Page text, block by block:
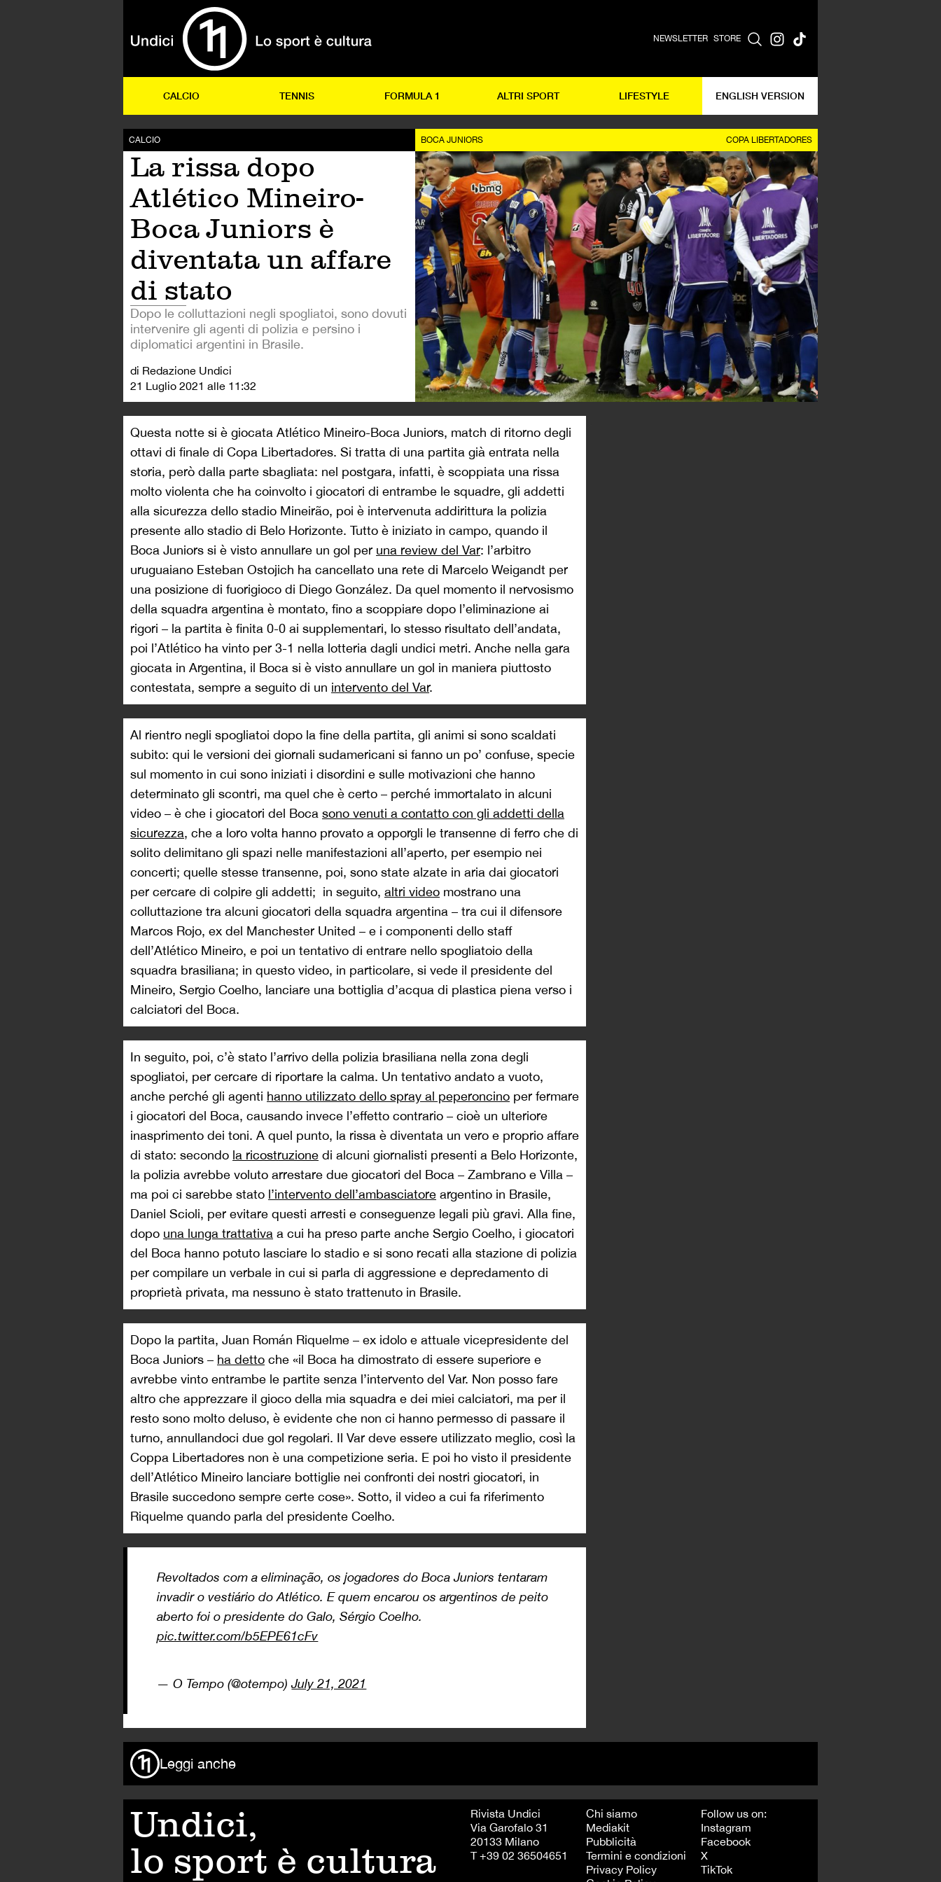
NEWSLETTER STORE
CALCIO TENNIS FORMULA 1 ALTRI SPORT LIFESTYLE ENGLISH VERSION
CALCIO
La rissa dopo
Atlético Mineiro-
Boca Juniors è
diventata un affare
di stato
Dopo le colluttazioni negli spogliatoi, sono dovuti
intervenire gli agenti di polizia e persino i
diplomatici argentini in Brasile.
di Redazione Undici
21 Luglio 2021 alle 11:32
BOCA JUNIORS COPA LIBERTADORES
Questa notte si è giocata Atlético Mineiro-Boca Juniors, match di ritorno degli
ottavi di finale di Copa Libertadores. Si tratta di una partita già entrata nella
storia, però dalla parte sbagliata: nel postgara, infatti, è scoppiata una rissa
molto violenta che ha coinvolto i giocatori di entrambe le squadre, gli addetti
alla sicurezza dello stadio Mineirão, poi è intervenuta addirittura la polizia
presente allo stadio di Belo Horizonte. Tutto è iniziato in campo, quando il
Boca Juniors si è visto annullare un gol per una review del Var: l’arbitro
uruguaiano Esteban Ostojich ha cancellato una rete di Marcelo Weigandt per
una posizione di fuorigioco di Diego González. Da quel momento il nervosismo
della squadra argentina è montato, fino a scoppiare dopo l’eliminazione ai
rigori – la partita è finita 0-0 ai supplementari, lo stesso risultato dell’andata,
poi l’Atlético ha vinto per 3-1 nella lotteria dagli undici metri. Anche nella gara
giocata in Argentina, il Boca si è visto annullare un gol in maniera piuttosto
contestata, sempre a seguito di un intervento del Var.
Al rientro negli spogliatoi dopo la fine della partita, gli animi si sono scaldati
subito: qui le versioni dei giornali sudamericani si fanno un po’ confuse, specie
sul momento in cui sono iniziati i disordini e sulle motivazioni che hanno
determinato gli scontri, ma quel che è certo – perché immortalato in alcuni
video – è che i giocatori del Boca sono venuti a contatto con gli addetti della
sicurezza, che a loro volta hanno provato a opporgli le transenne di ferro che di
solito delimitano gli spazi nelle manifestazioni all’aperto, per esempio nei
concerti; quelle stesse transenne, poi, sono state alzate in aria dai giocatori
per cercare di colpire gli addetti; in seguito, altri video mostrano una
colluttazione tra alcuni giocatori della squadra argentina – tra cui il difensore
Marcos Rojo, ex del Manchester United – e i componenti dello staff
dell’Atlético Mineiro, e poi un tentativo di entrare nello spogliatoio della
squadra brasiliana; in questo video, in particolare, si vede il presidente del
Mineiro, Sergio Coelho, lanciare una bottiglia d’acqua di plastica piena verso i
calciatori del Boca.
In seguito, poi, c’è stato l’arrivo della polizia brasiliana nella zona degli
spogliatoi, per cercare di riportare la calma. Un tentativo andato a vuoto,
anche perché gli agenti hanno utilizzato dello spray al peperoncino per fermare
i giocatori del Boca, causando invece l’effetto contrario – cioè un ulteriore
inasprimento dei toni. A quel punto, la rissa è diventata un vero e proprio affare
di stato: secondo la ricostruzione di alcuni giornalisti presenti a Belo Horizonte,
la polizia avrebbe voluto arrestare due giocatori del Boca – Zambrano e Villa –
ma poi ci sarebbe stato l’intervento dell’ambasciatore argentino in Brasile,
Daniel Scioli, per evitare questi arresti e conseguenze legali più gravi. Alla fine,
dopo una lunga trattativa a cui ha preso parte anche Sergio Coelho, i giocatori
del Boca hanno potuto lasciare lo stadio e si sono recati alla stazione di polizia
per compilare un verbale in cui si parla di aggressione e depredamento di
proprietà privata, ma nessuno è stato trattenuto in Brasile.
Dopo la partita, Juan Román Riquelme – ex idolo e attuale vicepresidente del
Boca Juniors – ha detto che «il Boca ha dimostrato di essere superiore e
avrebbe vinto entrambe le partite senza l’intervento del Var. Non posso fare
altro che apprezzare il gioco della mia squadra e dei miei calciatori, ma per il
resto sono molto deluso, è evidente che non ci hanno permesso di passare il
turno, annullandoci due gol regolari. Il Var deve essere utilizzato meglio, così la
Coppa Libertadores non è una competizione seria. E poi ho visto il presidente
dell’Atlético Mineiro lanciare bottiglie nei confronti dei nostri giocatori, in
Brasile succedono sempre certe cose». Sotto, il video a cui fa riferimento
Riquelme quando parla del presidente Coelho.
Revoltados com a eliminação, os jogadores do Boca Juniors tentaram
invadir o vestiário do Atlético. E quem encarou os argentinos de peito
aberto foi o presidente do Galo, Sérgio Coelho.
pic.twitter.com/b5EPE61cFv
— O Tempo (@otempo)July 21, 2021
Leggi anche
Undici,
lo sport è cultura
Rivista Undici
Via Garofalo 31
20133 Milano
T +39 02 36504651
Chi siamo
Mediakit
Pubblicità
Termini e condizioni
Privacy Policy
Follow us on:
Instagram
Facebook
X
TikTok